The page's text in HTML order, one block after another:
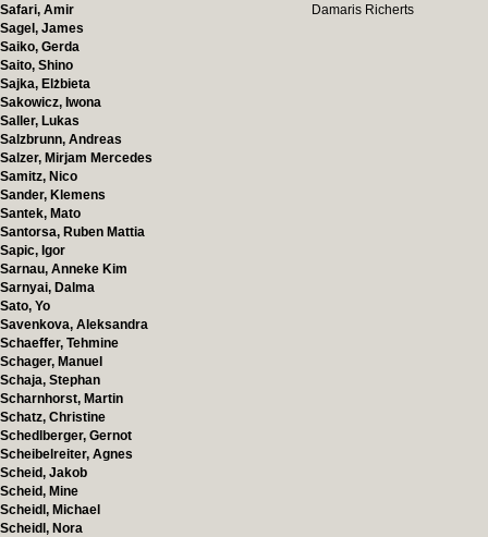
Safari, Amir
Sagel, James
Saiko, Gerda
Saito, Shino
Sajka, Elżbieta
Sakowicz, Iwona
Saller, Lukas
Salzbrunn, Andreas
Salzer, Mirjam Mercedes
Samitz, Nico
Sander, Klemens
Santek, Mato
Santorsa, Ruben Mattia
Sapic, Igor
Sarnau, Anneke Kim
Sarnyai, Dalma
Sato, Yo
Savenkova, Aleksandra
Schaeffer, Tehmine
Schager, Manuel
Schaja, Stephan
Scharnhorst, Martin
Schatz, Christine
Schedlberger, Gernot
Scheibelreiter, Agnes
Scheid, Jakob
Scheid, Mine
Scheidl, Michael
Scheidl, Nora
Damaris Richerts